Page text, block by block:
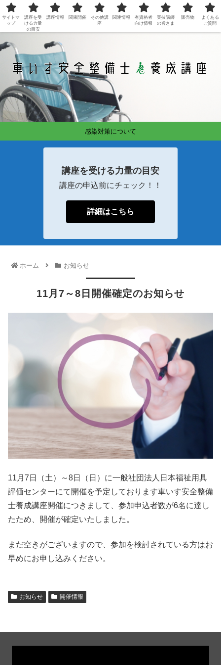
感染対策について
講座を受ける力量の目安
講座の申込前にチェック！！
詳細はこちら
ホーム お知らせ
11月7～8日開催確定のお知らせ
11月7日（土）～8日（日）に一般社団法人日本福祉用具
評価センターにて開催を予定しております車いす安全整備
士養成講座開催につきまして、参加申込者数が6名に達し
たため、開催が確定いたしました。
まだ空きがございますので、参加を検討されている方はお
早めにお申し込みください。
お知らせ 開催情報
サイトマ
ップ
講座を受
ける力量
の目安
講座情報 関東開催
その他講
座
関連情報
有資格者
向け情報
実技講師
の皆さま
販売物
よくある
ご質問